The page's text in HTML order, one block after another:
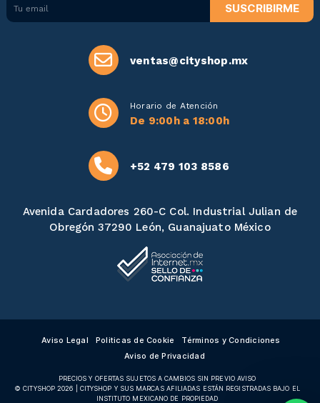
SUSCRIBIRME
ventas@cityshop.mx
Horario de Atención
De 9:00h a 18:00h
+52 479 103 8586
Avenida Cardadores 260-C Col. Industrial Julian de
Obregón 37290 León, Guanajuato México
PRECIOS Y OFERTAS SUJETOS A CAMBIOS SIN PREVIO AVISO
© CITYSHOP 2026 | CITYSHOP Y SUS MARCAS AFILIADAS ESTÁN REGISTRADAS BAJO EL
INSTITUTO MEXICANO DE PROPIEDAD
Aviso Legal Politicas de Cookie
Términos y Condiciones
Aviso de Privacidad